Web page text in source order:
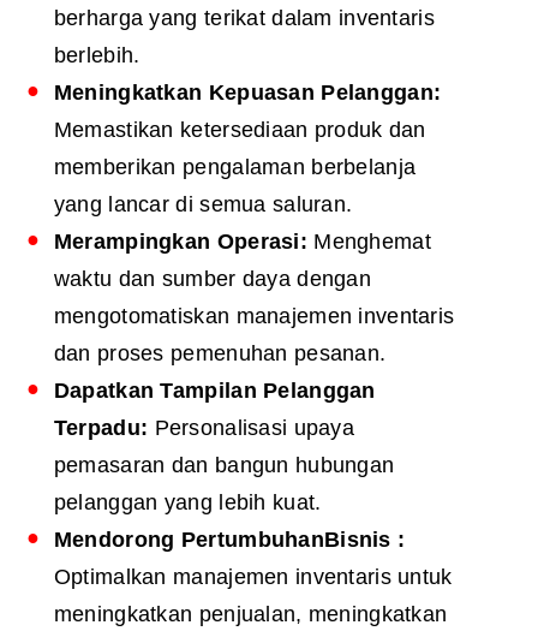
berharga yang terikat dalam inventaris
berlebih.
Meningkatkan Kepuasan Pelanggan:
Memastikan ketersediaan produk dan
memberikan pengalaman berbelanja
yang lancar di semua saluran.
Merampingkan Operasi: Menghemat
waktu dan sumber daya dengan
mengotomatiskan manajemen inventaris
dan proses pemenuhan pesanan.
Dapatkan Tampilan Pelanggan
Terpadu: Personalisasi upaya
pemasaran dan bangun hubungan
pelanggan yang lebih kuat.
Mendorong PertumbuhanBisnis :
Optimalkan manajemen inventaris untuk
meningkatkan penjualan, meningkatkan